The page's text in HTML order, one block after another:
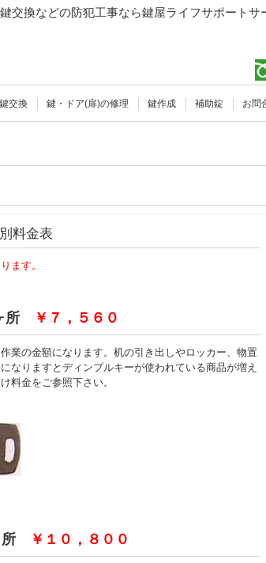
鍵交換などの防犯工事なら鍵屋ライフサポート
交換 鍵・ドア(扉)の修理 鍵作成 補助錠 お問
料金表
ます。
所 ￥７，５６０
業の金額になります。机の引き出しやロッカー、物置
なりますとディンプルキーが使われている商品が増え
料金をご参照下さい。
所 ￥１０，８００